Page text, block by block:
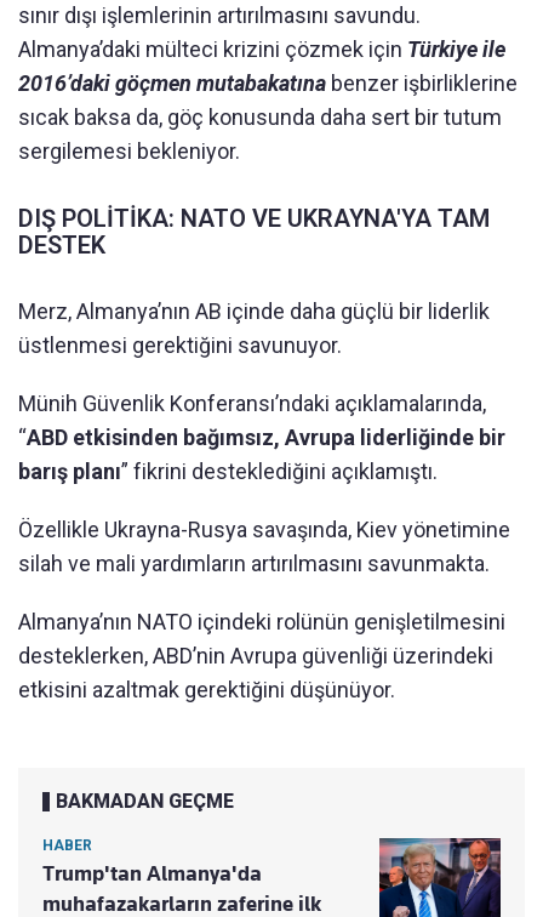
sınır dışı işlemlerinin artırılmasını savundu.
Almanya’daki mülteci krizini çözmek için Türkiye ile
2016’daki göçmen mutabakatına benzer işbirliklerine
sıcak baksa da, göç konusunda daha sert bir tutum
sergilemesi bekleniyor.
DIŞ POLİTİKA: NATO VE UKRAYNA'YA TAM
DESTEK
Merz, Almanya’nın AB içinde daha güçlü bir liderlik
üstlenmesi gerektiğini savunuyor.
Münih Güvenlik Konferansı’ndaki açıklamalarında,
“ABD etkisinden bağımsız, Avrupa liderliğinde bir
barış planı” fikrini desteklediğini açıklamıştı.
Özellikle Ukrayna-Rusya savaşında, Kiev yönetimine
silah ve mali yardımların artırılmasını savunmakta.
Almanya’nın NATO içindeki rolünün genişletilmesini
desteklerken, ABD’nin Avrupa güvenliği üzerindeki
etkisini azaltmak gerektiğini düşünüyor.
BAKMADAN GEÇME
HABER
Trump'tan Almanya'da
muhafazakarların zaferine ilk